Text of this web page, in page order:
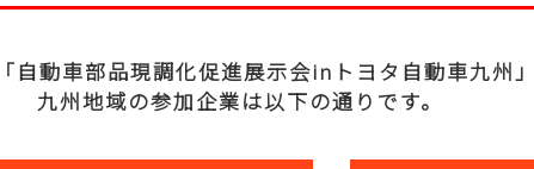
自動車部品現調化促進展示会inトヨタ自動車九州」
九州地域の参加企業は以下の通りです。